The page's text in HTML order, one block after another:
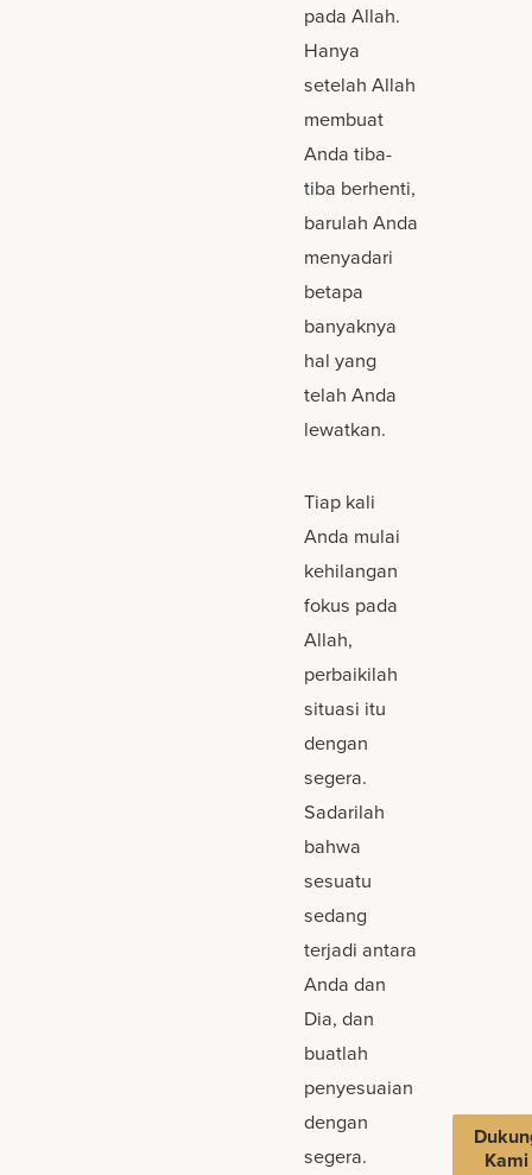
pada Allah.
Hanya
setelah Allah
membuat
Anda tiba-
tiba berhenti,
barulah Anda
menyadari
betapa
banyaknya
hal yang
telah Anda
lewatkan.
Tiap kali
Anda mulai
kehilangan
fokus pada
Allah,
perbaikilah
situasi itu
dengan
segera.
Sadarilah
bahwa
sesuatu
sedang
terjadi antara
Anda dan
Dia, dan
buatlah
penyesuaian
dengan
segera.
Kami